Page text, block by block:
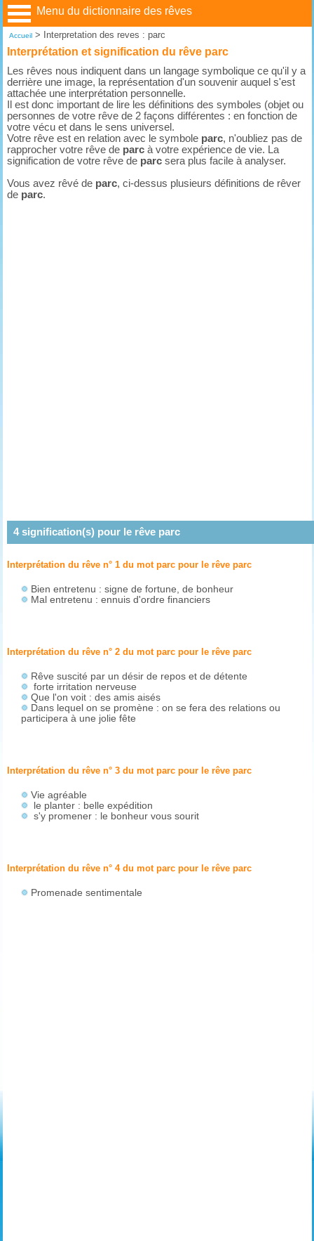
Menu du dictionnaire des rêves
Accueil> Interpretation des reves : parc
Interprétation et signification du rêve parc
Les rêves nous indiquent dans un langage symbolique ce qu'il y a
derrière une image, la représentation d'un souvenir auquel s'est
attachée une interprétation personnelle.
Il est donc important de lire les définitions des symboles (objet ou
personnes de votre rêve de 2 façons différentes : en fonction de
votre vécu et dans le sens universel.
Votre rêve est en relation avec le symbole parc, n'oubliez pas de
rapprocher votre rêve de parc à votre expérience de vie. La
signification de votre rêve de parc sera plus facile à analyser.
Vous avez rêvé de parc, ci-dessus plusieurs définitions de rêver
de parc.
4signification(s) pour le rêve parc
Interprétation du rêve n° 1 du mot parc pour le rêveparc
Bien entretenu : signe de fortune, de bonheur
Mal entretenu : ennuis d'ordre financiers
Interprétation du rêve n° 2 du mot parc pour le rêveparc
Rêve suscité par un désir de repos et de détente
forte irritation nerveuse
Que l'on voit : des amis aisés
Dans lequel on se promène : on se fera des relations ou
participera à une jolie fête
Interprétation du rêve n° 3 du mot parc pour le rêveparc
Vie agréable
le planter : belle expédition
s'y promener : le bonheur vous sourit
Interprétation du rêve n° 4 du mot parc pour le rêveparc
Promenade sentimentale